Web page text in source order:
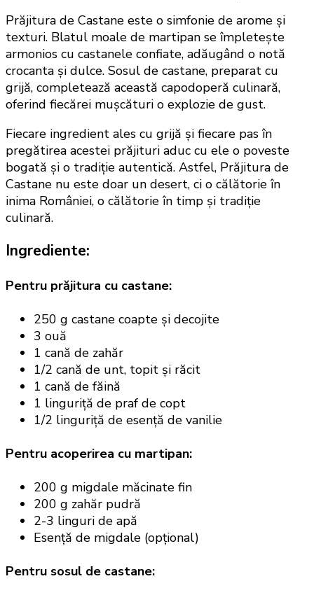
Prăjitura de Castane este o simfonie de arome și
texturi. Blatul moale de martipan se împletește
armonios cu castanele confiate, adăugând o notă
crocanta și dulce. Sosul de castane, preparat cu
grijă, completează această capodoperă culinară,
oferind fiecărei mușcături o explozie de gust.
Fiecare ingredient ales cu grijă și fiecare pas în
pregătirea acestei prăjituri aduc cu ele o poveste
bogată și o tradiție autentică. Astfel, Prăjitura de
Castane nu este doar un desert, ci o călătorie în
inima României, o călătorie în timp și tradiție
culinară.
Ingrediente:
Pentru prăjitura cu castane:
250 g castane coapte și decojite
3 ouă
1 cană de zahăr
1/2 cană de unt, topit și răcit
1 cană de făină
1 linguriță de praf de copt
1/2 linguriță de esență de vanilie
Pentru acoperirea cu martipan:
200 g migdale măcinate fin
200 g zahăr pudră
2-3 linguri de apă
Esență de migdale (opțional)
Pentru sosul de castane: